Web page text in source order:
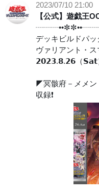
2023/07/10 21:00
【公式】遊戯王
デッキビルドパッ
ヴァリアント・
𝟮𝟬𝟮𝟯.𝟴.𝟮𝟲（𝗦𝗮𝘁
◤冥骸府－メメ
収録❗️